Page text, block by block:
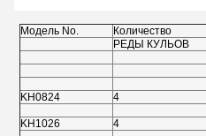
Модель No. Количество
РЕДЫ КУЛЬОВ
KH0824 4
KH1026 4